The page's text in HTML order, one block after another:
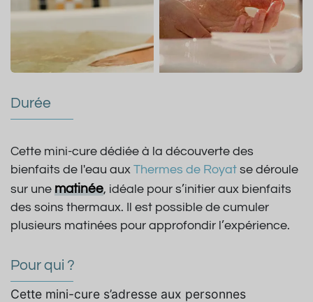
Durée
Cette mini-cure dédiée à la découverte des
bienfaits de l'eau aux Thermes de Royat se déroule
sur une matinée, idéale pour s’initier aux bienfaits
des soins thermaux. Il est possible de cumuler
plusieurs matinées pour approfondir l’expérience.
Pour qui ?
Cette mini-cure s’adresse aux personnes